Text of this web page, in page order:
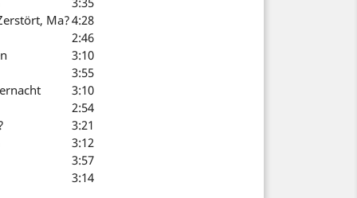
Ma?4:28
2:46
3:10
3:55
3:10
2:54
3:21
3:12
3:57
3:14